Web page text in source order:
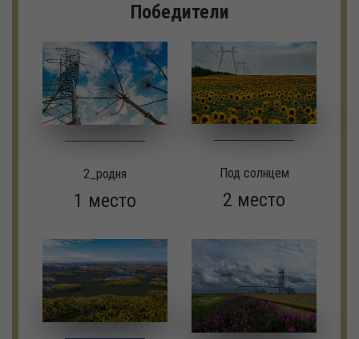
Победители
2_родня
1 место
Под солнцем
2 место